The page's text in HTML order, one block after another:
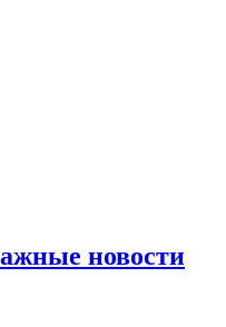
новости